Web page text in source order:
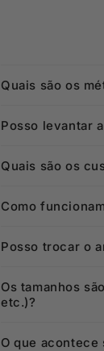
Quais são os
Posso levantar
Quais são os
Como
Posso trocar o
Os tamanhos
etc.)?
O que